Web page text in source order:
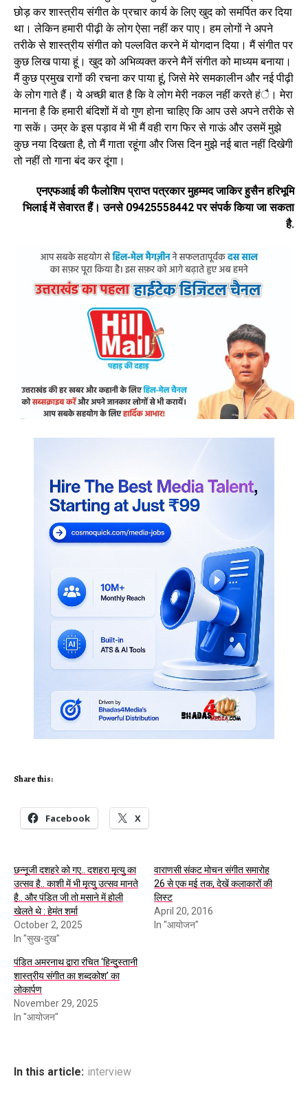
छोड़ कर शास्त्रीय संगीत के प्रचार कार्य के लिए खुद को समर्पित कर दिया
था। लेकिन हमारी पीढ़ी के लोग ऐसा नहीं कर पाए। हम लोगों ने अपने
तरीके से शास्त्रीय संगीत को पल्लवित करने में योगदान दिया। मैं संगीत पर
कुछ लिख पाया हूं। खुद को अभिव्यक्त करने मैनें संगीत को माध्यम बनाया।
मैं कुछ प्रमुख रागों की रचना कर पाया हूं, जिसे मेरे समकालीन और नई पीढ़ी
के लोग गाते हैं। ये अच्छी बात है कि वे लोग मेरी नकल नहीं करते हंै। मेरा
मानना है कि हमारी बंदिशों में वो गुण होना चाहिए कि आप उसे अपने तरीके से
गा सकें। उम्र के इस पड़ाव में भी मैं वही राग फिर से गाऊं और उसमें मुझे
कुछ नया दिखता है, तो मैं गाता रहूंगा और जिस दिन मुझे नई बात नहीं दिखेगी
तो नहीं तो गाना बंद कर दूंगा।
एनएफआई की फैलोशिप प्राप्त पत्रकार मुहम्मद जाकिर हुसैन हरिभूमि
भिलाई में सेवारत हैं। उनसे 09425558442 पर संपर्क किया जा सकता
है.
Share this:
Facebook X
छन्नूजी दशहरे को गए.. दशहरा मृत्यु का
उत्सव है.. काशी में भी मृत्यु उत्सव मानते
है.. और पंडित जी तो मसाने में होली
खेलते थे : हेमंत शर्मा
October 2, 2025
In "सुख-दुख"
वाराणसी संकट मोचन संगीत समारोह
26 से एक मई तक, देखें कलाकारों की
लिस्ट
April 20, 2016
In "आयोजन"
पंडित अमरनाथ द्वारा रचित ‘हिन्दुस्तानी
शास्त्रीय संगीत का शब्दकोश’ का
लोकार्पण
November 29, 2025
In "आयोजन"
In this article: interview